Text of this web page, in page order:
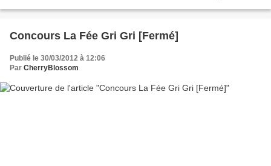
Concours La Fée Gri Gri [Fermé]
Publié le 30/03/2012 à 12:06
Par CherryBlossom